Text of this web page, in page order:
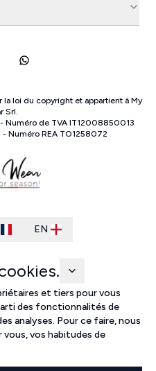
loi du copyright et appartient à My
Srl.
Numéro de TVA IT12008850013
- Numéro REA TO1258072
EN
et tiers pour vous
des fonctionnalités de
analyses. Pour ce faire, nous
vos habitudes de